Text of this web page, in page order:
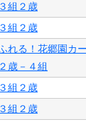
組２歳
組２歳
れる！花郷園カ
歳－４組
組２歳
組２歳